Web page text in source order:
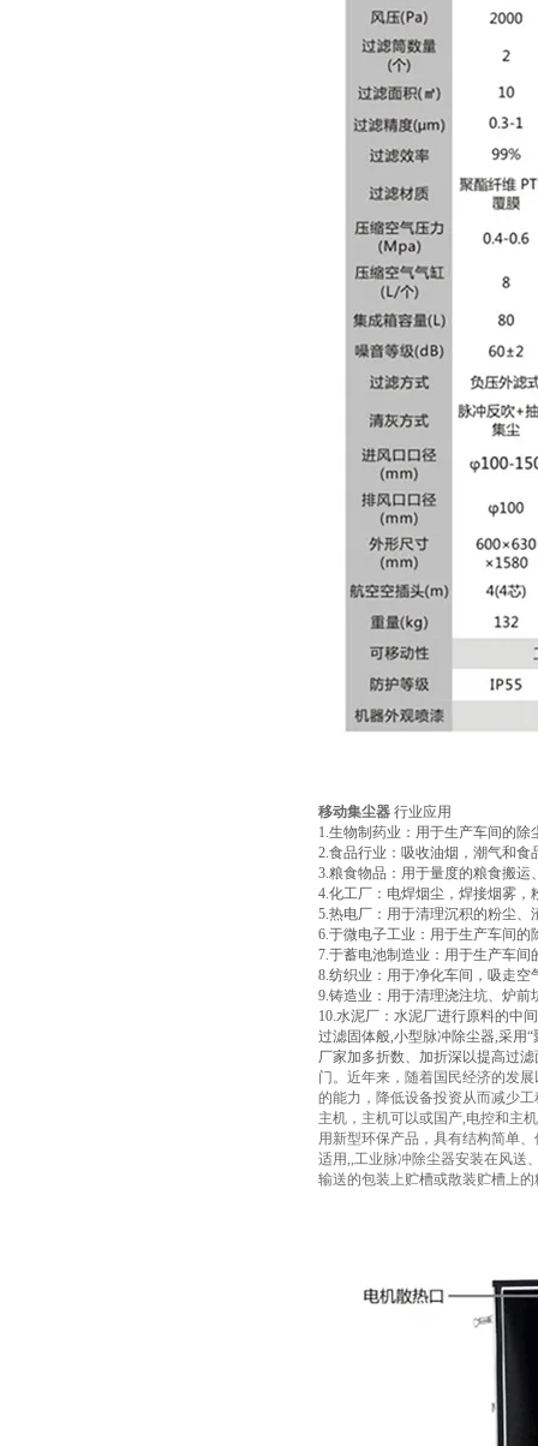
移动集尘器 行业应用
1.生物制药业：用于生产车间的除
2.食品行业：吸收油烟，潮气和食
3.粮食物品：用于量度的粮食搬运
4.化工厂：电焊烟尘，焊接烟雾
5.热电厂：用于清理沉积的粉尘
6.于微电子工业：用于生产车间
7.于蓄电池制造业：用于生产车间
8.纺织业：用于净化车间，吸走空
9.铸造业：用于清理浇注坑、炉
10.水泥厂：水泥厂进行原料的中
过滤固体般,小型脉冲除尘器,采用
厂家加多折数、加折深以提高过滤
门。近年来，随着国民经济的发
的能力，降低设备投资从而减少
主机，主机可以或国产,电控和主
用新型环保产品，具有结构简单
适用,,工业脉冲除尘器安装在风送
输送的包装上贮槽或散装贮槽上